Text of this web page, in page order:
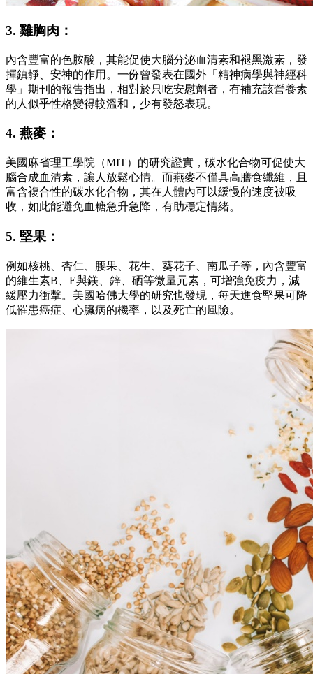
3. 雞胸肉：
內含豐富的色胺酸，其能促使大腦分泌血清素和褪黑激素，發
揮鎮靜、安神的作用。一份曾發表在國外「精神病學與神經科
學」期刊的報告指出，相對於只吃安慰劑者，有補充該營養素
的人似乎性格變得較溫和，少有發怒表現。
4. 燕麥：
美國麻省理工學院（MIT）的研究證實，碳水化合物可促使大
腦合成血清素，讓人放鬆心情。而燕麥不僅具高膳食纖維，且
富含複合性的碳水化合物，其在人體內可以緩慢的速度被吸
收，如此能避免血糖急升急降，有助穩定情緒。
5. 堅果：
例如核桃、杏仁、腰果、花生、葵花子、南瓜子等，內含豐富
的維生素B、E與鎂、鋅、硒等微量元素，可增強免疫力，減
緩壓力衝擊。美國哈佛大學的研究也發現，每天進食堅果可降
低罹患癌症、心臟病的機率，以及死亡的風險。